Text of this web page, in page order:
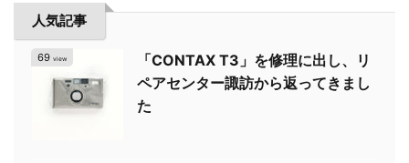
人気記事
69 view
「CONTAX T3」を修理に出し、リ
ペアセンター諏訪から返ってきまし
た